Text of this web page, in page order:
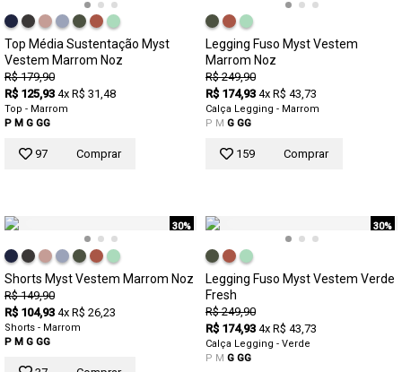
Top Média Sustentação Myst
Vestem Marrom Noz
R$ 179,90
R$ 125,93 4x R$ 31,48
Top - Marrom
P M G GG
97 Comprar
Legging Fuso Myst Vestem
Marrom Noz
R$ 249,90
R$ 174,93 4x R$ 43,73
Calça Legging - Marrom
P M G GG
159 Comprar
30%
Shorts Myst Vestem Marrom Noz
R$ 149,90
R$ 104,93 4x R$ 26,23
Shorts - Marrom
P M G GG
30%
Legging Fuso Myst Vestem Verde
Fresh
R$ 249,90
R$ 174,93 4x R$ 43,73
Calça Legging - Verde
P M G GG